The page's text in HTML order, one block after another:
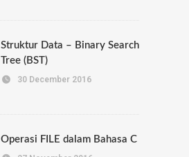
Struktur Data – Binary Search
Tree (BST)
30 December 2016
Operasi FILE dalam Bahasa C